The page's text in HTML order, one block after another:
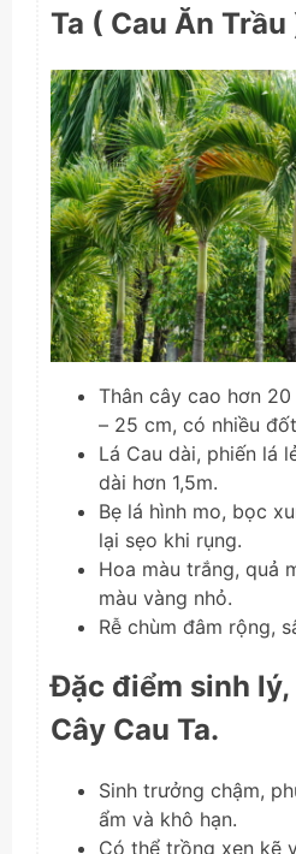
Ta ( Cau Ăn Trầu
Thân cây cao hơn
– 25 cm, có nhiều
Lá Cau dài, phiến lá
dài hơn 1,5m.
Bẹ lá hình mo, bọc
lại sẹo khi rụng.
Hoa màu trắng, quả
màu vàng nhỏ.
Rễ chùm đâm rộng,
Đặc điểm sinh
Cây Cau Ta.
Sinh trưởng chậm,
ẩm và khô hạn.
Có thể trồng xen kẽ